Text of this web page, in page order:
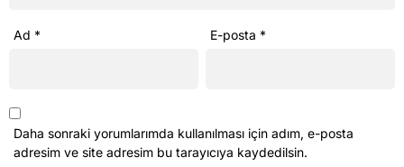
Ad * E-posta *
Daha sonraki yorumlarımda kullanılması için adım, e-posta
adresim ve site adresim bu tarayıcıya kaydedilsin.